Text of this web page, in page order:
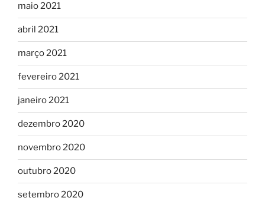
maio 2021
abril 2021
março 2021
fevereiro 2021
janeiro 2021
dezembro 2020
novembro 2020
outubro 2020
setembro 2020